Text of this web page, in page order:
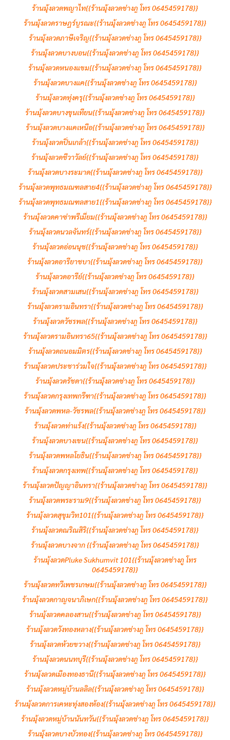
ร้านมุ้งลวดพญาไท{{ร้านมุ้งลวดช่างภู โทร 0645459178}}
ร้านมุ้งลวดราษฎร์บูรณะ{{ร้านมุ้งลวดช่างภู โทร 0645459178}}
ร้านมุ้งลวดภาษีเจริญ{{ร้านมุ้งลวดช่างภู โทร 0645459178}}
ร้านมุ้งลวดบางบอน{{ร้านมุ้งลวดช่างภู โทร 0645459178}}
ร้านมุ้งลวดหนองแขม{{ร้านมุ้งลวดช่างภู โทร 0645459178}}
ร้านมุ้งลวดบางแค{{ร้านมุ้งลวดช่างภู โทร 0645459178}}
ร้านมุ้งลวดทุ่งครุ{{ร้านมุ้งลวดช่างภู โทร 0645459178}}
ร้านมุ้งลวดบางขุนเทียน{{ร้านมุ้งลวดช่างภู โทร 0645459178}}
ร้านมุ้งลวดบางแคเหนือ{{ร้านมุ้งลวดช่างภู โทร 0645459178}}
ร้านมุ้งลวดปิ่นเกล้า{{ร้านมุ้งลวดช่างภู โทร 0645459178}}
ร้านมุ้งลวดชีวาวัลย์{{ร้านมุ้งลวดช่างภู โทร 0645459178}}
ร้านมุ้งลวดบางระมาด{{ร้านมุ้งลวดช่างภู โทร 0645459178}}
ร้านมุ้งลวดพุทธมณฑลสาย4{{ร้านมุ้งลวดช่างภู โทร 0645459178}}
ร้านมุ้งลวดพุทธมณฑลสาย1{{ร้านมุ้งลวดช่างภู โทร 0645459178}}
ร้านมุ้งลวดคาซ่าพรีเมี่ยม{{ร้านมุ้งลวดช่างภู โทร 0645459178}}
ร้านมุ้งลวดนวลจันทร์{{ร้านมุ้งลวดช่างภู โทร 0645459178}}
ร้านมุ้งลวดอ่อนนุช{{ร้านมุ้งลวดช่างภู โทร 0645459178}}
ร้านมุ้งลวดอารียาชบา{{ร้านมุ้งลวดช่างภู โทร 0645459178}}
ร้านมุ้งลวดอารีย์{{ร้านมุ้งลวดช่างภู โทร 0645459178}}
ร้านมุ้งลวดสามเสน{{ร้านมุ้งลวดช่างภู โทร 0645459178}}
ร้านมุ้งลวดรามอินทรา{{ร้านมุ้งลวดช่างภู โทร 0645459178}}
ร้านมุ้งลวดวัชรพล{{ร้านมุ้งลวดช่างภู โทร 0645459178}}
ร้านมุ้งลวดรามอินทรา65{{ร้านมุ้งลวดช่างภู โทร 0645459178}}
ร้านมุ้งลวดถนอมมิตร{{ร้านมุ้งลวดช่างภู โทร 0645459178}}
ร้านมุ้งลวดประชาร่วมใจ{{ร้านมุ้งลวดช่างภู โทร 0645459178}}
ร้านมุ้งลวดรัชดา{{ร้านมุ้งลวดช่างภู โทร 0645459178}}
ร้านมุ้งลวดกรุงเทพกรีฑา{{ร้านมุ้งลวดช่างภู โทร 0645459178}}
ร้านมุ้งลวดพหล-วัชรพล{{ร้านมุ้งลวดช่างภู โทร 0645459178}}
ร้านมุ้งลวดท่าแร้ง{{ร้านมุ้งลวดช่างภู โทร 0645459178}}
ร้านมุ้งลวดบางเขน{{ร้านมุ้งลวดช่างภู โทร 0645459178}}
ร้านมุ้งลวดพหลโยธิน{{ร้านมุ้งลวดช่างภู โทร 0645459178}}
ร้านมุ้งลวดกรุงเทพ{{ร้านมุ้งลวดช่างภู โทร 0645459178}}
ร้านมุ้งลวดปัญญาอินทรา{{ร้านมุ้งลวดช่างภู โทร 0645459178}}
ร้านมุ้งลวดพระราม9{{ร้านมุ้งลวดช่างภู โทร 0645459178}}
ร้านมุ้งลวดสุขุมวิท101{{ร้านมุ้งลวดช่างภู โทร 0645459178}}
ร้านมุ้งลวดณริณสิริ{{ร้านมุ้งลวดช่างภู โทร 0645459178}}
ร้านมุ้งลวดบางจาก {{ร้านมุ้งลวดช่างภู โทร 0645459178}}
ร้านมุ้งลวดPluke Sukhumvit 101{{ร้านมุ้งลวดช่างภู โทร
0645459178}}
ร้านมุ้งลวดทวีเพชรเกษม{{ร้านมุ้งลวดช่างภู โทร 0645459178}}
ร้านมุ้งลวดกาญจนาภิเษก{{ร้านมุ้งลวดช่างภู โทร 0645459178}}
ร้านมุ้งลวดคลองสาน{{ร้านมุ้งลวดช่างภู โทร 0645459178}}
ร้านมุ้งลวดวังทองหลาง{{ร้านมุ้งลวดช่างภู โทร 0645459178}}
ร้านมุ้งลวดห้วยขวาง{{ร้านมุ้งลวดช่างภู โทร 0645459178}}
ร้านมุ้งลวดนนทบุรี{{ร้านมุ้งลวดช่างภู โทร 0645459178}}
ร้านมุ้งลวดเมืองทองธานี{{ร้านมุ้งลวดช่างภู โทร 0645459178}}
ร้านมุ้งลวดหมู่บ้านลลิล{{ร้านมุ้งลวดช่างภู โทร 0645459178}}
ร้านมุ้งลวดการเคหะทุ่งสองห้อง{{ร้านมุ้งลวดช่างภู โทร 0645459178}}
ร้านมุ้งลวดหมู่บ้านนันทวัน{{ร้านมุ้งลวดช่างภู โทร 0645459178}}
ร้านมุ้งลวดบางบัวทอง{{ร้านมุ้งลวดช่างภู โทร 0645459178}}